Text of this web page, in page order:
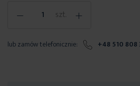
- szt. +
lub zamów telefonicznie: +48 510 808